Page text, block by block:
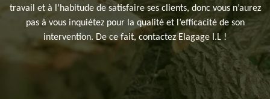
travail et à l’habitude de satisfaire ses clients, donc vous n’aurez
pas à vous inquiétez pour la qualité et l’efficacité de son
intervention. De ce fait, contactez Elagage I.L !